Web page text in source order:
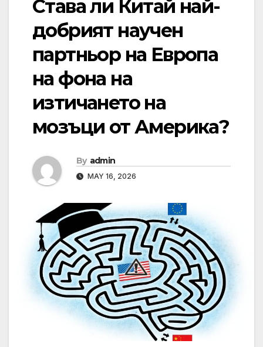
Става ли Китай най-
добрият научен
партньор на Европа
на фона на
изтичането на
мозъци от Америка?
By admin
MAY 16, 2026